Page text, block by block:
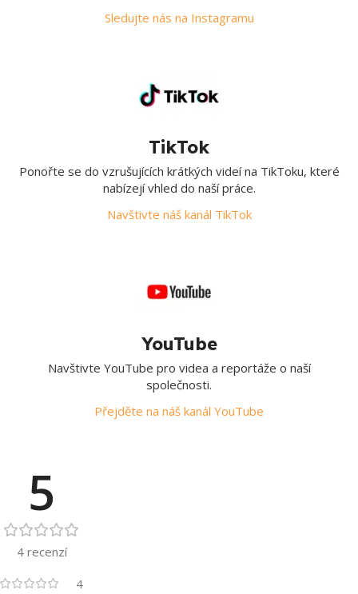
Sledujte nás na Instagramu
TikTok
Ponořte se do vzrušujících krátkých videí na TikToku, které
nabízejí vhled do naší práce.
Navštivte náš kanál TikTok
YouTube
Navštivte YouTube pro videa a reportáže o naší
společnosti.
Přejděte na náš kanál YouTube
5
4 recenzí
4